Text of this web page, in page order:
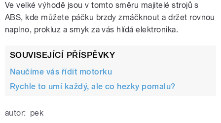
Ve velké výhodě jsou v tomto směru majitelé strojů s
ABS, kde můžete páčku brzdy zmáčknout a držet rovnou
naplno, prokluz a smyk za vás hlídá elektronika.
SOUVISEJÍCÍ PŘÍSPĚVKY
Naučíme vás řídit motorku
Rychle to umí každý, ale co hezky pomalu?
autor: pek